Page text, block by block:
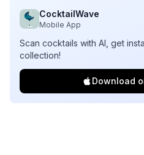
CocktailWave
Mobile App
Scan cocktails with AI, get
collection!
Download